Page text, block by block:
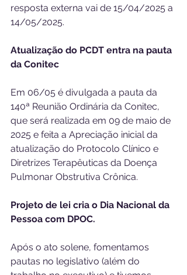
resposta externa vai de 15/04/2025 a
14/05/2025.
Atualização do PCDT entra na pauta
da Conitec
Em 06/05 é divulgada a pauta da
140ª Reunião Ordinária da Conitec,
que será realizada em 09 de maio de
2025 e feita a Apreciação inicial da
atualização do Protocolo Clínico e
Diretrizes Terapêuticas da Doença
Pulmonar Obstrutiva Crônica.
Projeto de lei cria o Dia Nacional da
Pessoa com DPOC.
Após o ato solene, fomentamos
pautas no legislativo (além do